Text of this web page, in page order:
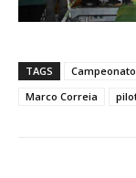
TAGS
Marco Correia